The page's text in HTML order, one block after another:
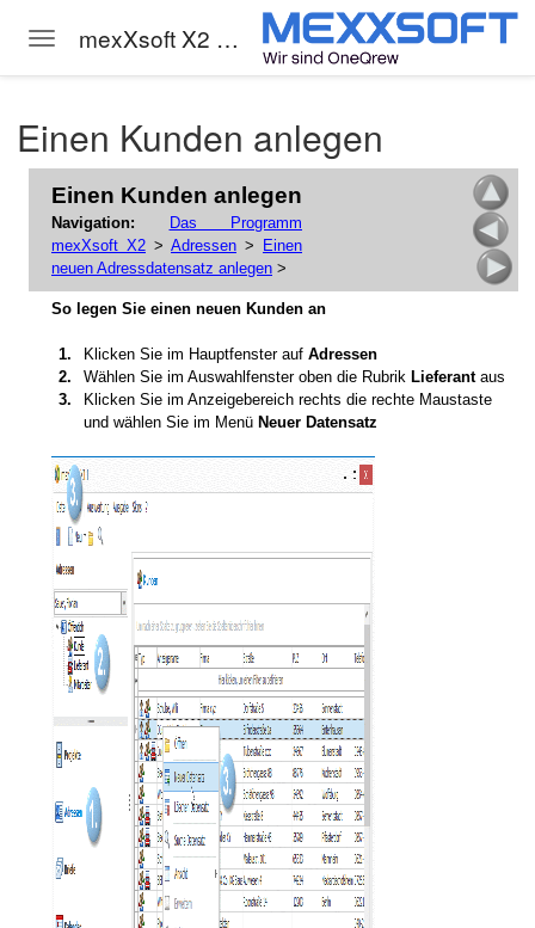
Toggle navigation mexXsoft X2 Hilfe
Einen Kunden anlegen
Einen Kunden anlegen
Navigation:
Das Programm
mexXsoft X2 > Adressen >
Einen
neuen Adressdatensatz anlegen >
So legen Sie einen neuen Kunden an
1. Klicken Sie im Hauptfenster auf Adressen
2.
Wählen Sie im Auswahlfenster oben die Rubrik Lieferantaus
3.
Klicken Sie im Anzeigebereich rechts die rechte Maustaste
und wählen Sie im Menü Neuer Datensatz